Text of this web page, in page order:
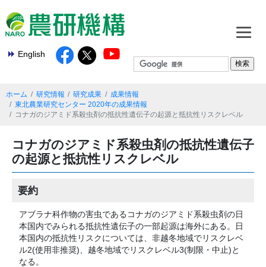
English
ホーム 研究情報 研究成果
成果情報
東北農業研究センター 2020年の成果情報
コナガのジアミド系殺虫剤の抵抗性遺伝子の起源と抵抗性リスクレベル
コナガのジアミド系殺虫剤の抵抗性遺伝子
の起源と抵抗性リスクレベル
要約
アブラナ科作物の害虫であるコナガのジアミド系殺虫剤の日
本国内でみられる抵抗性遺伝子の一部起源は海外にある。日
本国内の抵抗性リスクについては、非越冬地域でリスクレベ
ル2(使用非推奨)、越冬地域でリスクレベル3(制限・中止)と
なる。